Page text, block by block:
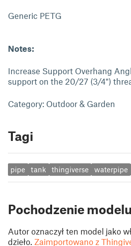
Generic PETG
Notes:
Increase Support Overhang
support on the 20/27 (3/4")
Category: Outdoor & Garden
Tagi
pipe tank thingiverse waterpipe
Pochodzenie modelu
Autor oznaczył ten model jako
dzieło. Zaimportowano z